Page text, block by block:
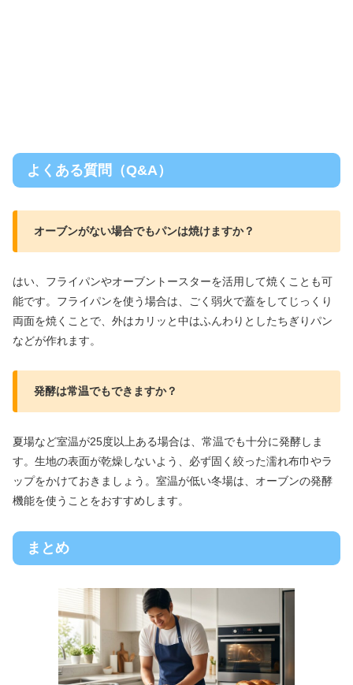
よくある質問（Q&A）
オーブンがない場合でもパンは焼けますか？
はい、フライパンやオーブントースターを活用して焼くことも可
能です。フライパンを使う場合は、ごく弱火で蓋をしてじっくり
両面を焼くことで、外はカリッと中はふんわりとしたちぎりパン
などが作れます。
発酵は常温でもできますか？
夏場など室温が25度以上ある場合は、常温でも十分に発酵しま
す。生地の表面が乾燥しないよう、必ず固く絞った濡れ布巾やラ
ップをかけておきましょう。室温が低い冬場は、オーブンの発酵
機能を使うことをおすすめします。
まとめ